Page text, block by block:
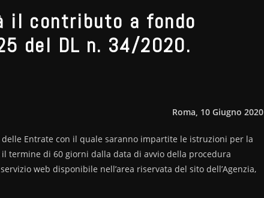
il contributo a fondo
del DL n. 34/2020.
Roma, 10 Giugno 2020
delle Entrate con il quale saranno impartite le istruzioni per la
il termine di 60 giorni dalla data di avvio della procedura
web disponibile nell’area riservata del sito dell’Agenzia,